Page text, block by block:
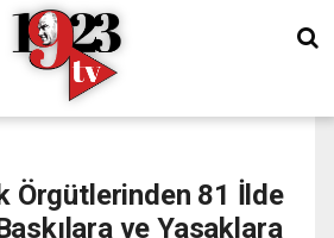
Örgütlerinden 81 İlde
ve Yasaklara